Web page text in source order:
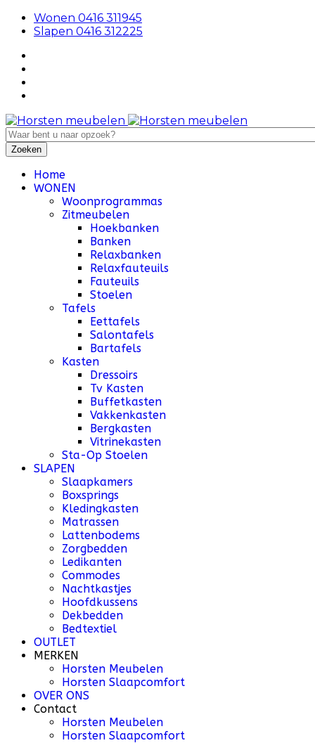
Wonen 0416 311945
Slapen 0416 312225
Home
WONEN
Woonprogrammas
Zitmeubelen
Hoekbanken
Banken
Relaxbanken
Relaxfauteuils
Fauteuils
Stoelen
Tafels
Eettafels
Salontafels
Bartafels
Kasten
Dressoirs
Tv Kasten
Buffetkasten
Vakkenkasten
Bergkasten
Vitrinekasten
Sta-Op Stoelen
SLAPEN
Slaapkamers
Boxsprings
Kledingkasten
Matrassen
Lattenbodems
Zorgbedden
Ledikanten
Commodes
Nachtkastjes
Hoofdkussens
Dekbedden
Bedtextiel
OUTLET
MERKEN
Horsten Meubelen
Horsten Slaapcomfort
OVER ONS
Contact
Horsten Meubelen
Horsten Slaapcomfort